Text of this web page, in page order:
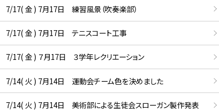
7/17( 金 ) 7月17日 練習風景（吹奏楽部）
7/17( 金 ) 7月17日 テニスコート工事
7/17( 金 ) ７月17日 ３学年レクリエーション
7/14( 火 ) 7月14日 運動会チーム色を決めました
7/14( 火 ) 7月14日 美術部による生徒会スローガン製作発表